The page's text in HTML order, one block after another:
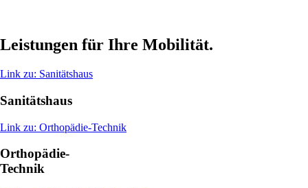
Leistungen für Ihre Mobilität.
Link zu: Sanitätshaus
Sanitätshaus
Link zu: Orthopädie-Technik
Orthopädie-
Technik